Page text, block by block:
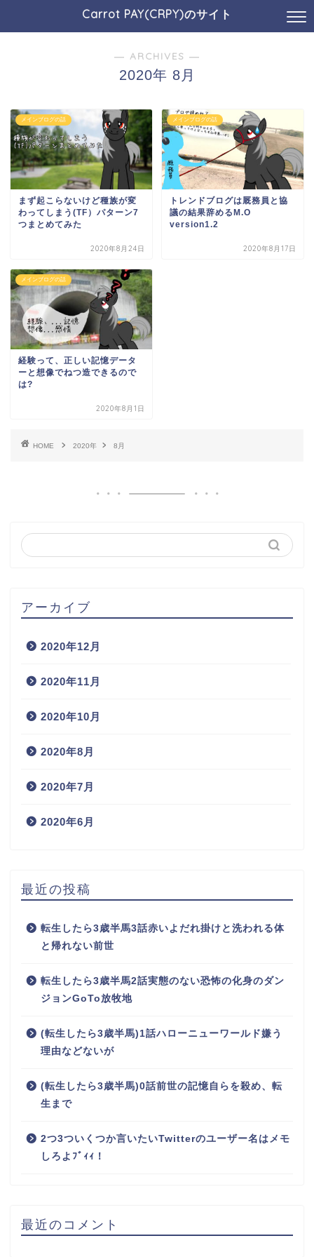
Carrot PAY(CRPY)のサイト
― ARCHIVES ―
2020年 8月
メインブログの話
まず起こらないけど種族が変
わってしまう(TF）パターン7
つまとめてみた
2020年8月24日
メインブログの話
トレンドブログは厩務員と協
議の結果辞めるM.O
version1.2
2020年8月17日
メインブログの話
経験って、正しい記憶データ
ーと想像でねつ造できるので
は?
2020年8月1日
HOME 2020年 8月
アーカイブ
2020年12月
2020年11月
2020年10月
2020年8月
2020年7月
2020年6月
最近の投稿
転生したら3歳半馬3話赤いよだれ掛けと洗われる体
と帰れない前世
転生したら3歳半馬2話実態のない恐怖の化身のダン
ジョンGoTo放牧地
(転生したら3歳半馬)1話ハローニューワールド嫌う
理由などないが
(転生したら3歳半馬)0話前世の記憶自らを殺め、転
生まで
2つ3ついくつか言いたいTwitterのユーザー名はメモ
しろよﾌﾞｨｨ！
最近のコメント